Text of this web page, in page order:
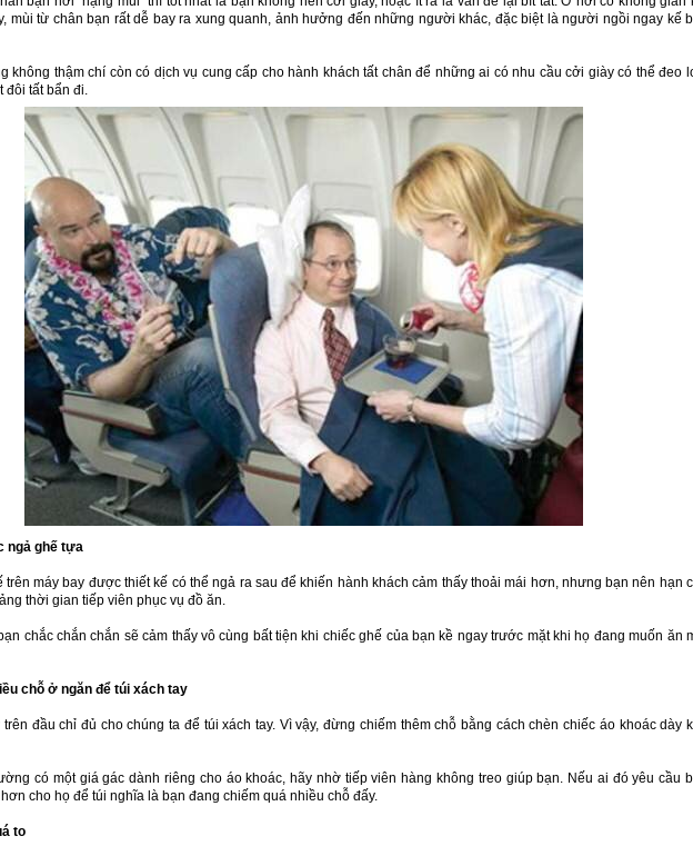
mùi từ chân bạn rất dễ bay ra xung quanh, ảnh hưởng đến những người khác, đặc biệt là người ngồi ngay kế
không thậm chí còn có dịch vụ cung cấp cho hành khách tất chân để những ai có nhu cầu cởi giày có thể đeo
đôi tất bẩn đi.
ngả ghế tựa
trên máy bay được thiết kế có thể ngả ra sau để khiến hành khách cảm thấy thoải mái hơn, nhưng bạn nên hạn
thời gian tiếp viên phục vụ đồ ăn.
chắc chắn chắn sẽ cảm thấy vô cùng bất tiện khi chiếc ghế của bạn kề ngay trước mặt khi họ đang muốn ăn
chỗ ở ngăn để túi xách tay
trên đầu chỉ đủ cho chúng ta để túi xách tay. Vì vậy, đừng chiếm thêm chỗ bằng cách chèn chiếc áo khoác dày
có một giá gác dành riêng cho áo khoác, hãy nhờ tiếp viên hàng không treo giúp bạn. Nếu ai đó yêu cầu
cho họ để túi nghĩa là bạn đang chiếm quá nhiều chỗ đấy.
to